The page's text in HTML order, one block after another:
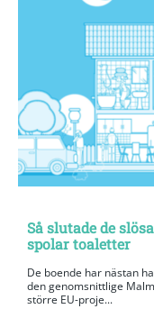
Så slutade de
spolar toaletter
De boende har nästan
den genomsnittlige
större EU-proje...